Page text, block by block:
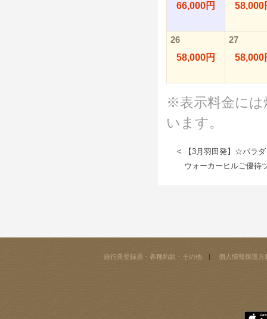
66,000円
58,000
26
58,000円
27
58,000
※表示料金には
います。
< 【3月羽田発】☆パラダ
ウォーカーヒルご優待
旅行業登録票・各種約款・その他 個人情報保護方